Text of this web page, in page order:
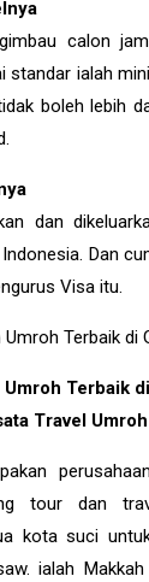
calon
standar ialah
boleh lebih
dan
Dan
Visa itu.
Terbaik
Travel
tour dan
kota suci
ialah